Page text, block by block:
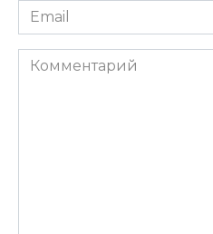
Email
*
Комментарий